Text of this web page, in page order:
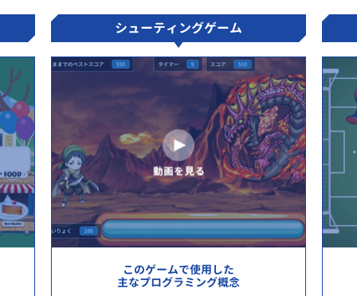
シューティングゲーム
このゲームで使用した
主なプログラミング概念